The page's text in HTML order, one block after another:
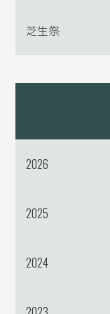
芝生祭
2026
2025
2024